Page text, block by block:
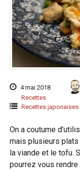
4 mai 2018
Recettes
Recettes japonaises
On a coutume
mais plusieurs plats
la viande et le tofu.
pourrez vous rendre